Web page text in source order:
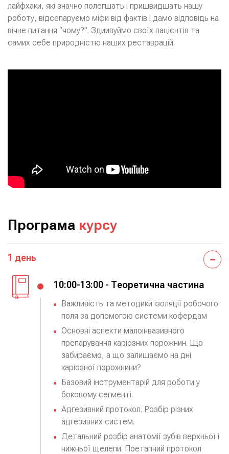
лайфхаки, які значно полегшать і пришвидшать нашу
роботу, відсепаруємо міфи від фактів і дамо відповідь на
вічне питання “чому?”. Здиивуймо своїх пацієнтів та
самих себе природністю наших реставрацій.
Програма курсу
1 день
10:00-13:00 - Теоретична частина
Важливість та методики ізоляції робочого
поля за допомогою системи кофердам
Основні аспекти малоінвазивного
препарування каріозних порожнин. Що
забираємо, а що залишаємо на дні
каріозної порожнини?
Базовий інструментарій для роботи у
боковому сегменті.
Адгезивний протокол. Розбір різних
адгезивних систем.
Детальний розбір анатомії зубів верхньої і
нижньої щелепи. Поетапний протокол